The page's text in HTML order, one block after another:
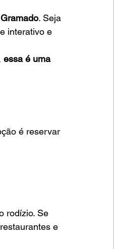
Gramado. Seja
interativo e
essa é uma
é reservar
rodízio. Se
e